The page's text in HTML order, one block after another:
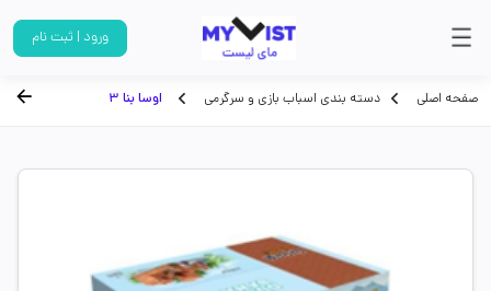
ورود | ثبت نام
صفحه اصلی دسته بندی اسباب بازی و سرگرمی اوسا بنا 3